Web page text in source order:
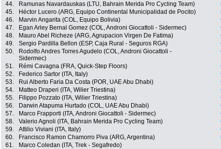
44.
Ramunas Navardauskas (LTU, Bahrain Merida Pro Cycling Team)
45.
Héctor Lucero (ARG, Equipo Continental Municipalidad de Pocito)
46.
Marvin Angarita (COL, Equipo Bolivia)
47.
Egan Arley Bernal Gomez (COL, Androni Giocattoli - Sidermec)
48.
Mauro Abel Richeze (ARG, Agrupacion Virgen De Fatima)
49.
Sergio Pardilla Bellon (ESP, Caja Rural - Seguros RGA)
50.
Rodolfo Andres Torres Agudelo (COL, Androni Giocattoli -
Sidermec)
51. Rémi Cavagna (FRA, Quick-Step Floors)
52.
Federico Sartor (ITA, Italy)
53.
Rui Alberto Faria Da Costa (POR, UAE Abu Dhabi)
54.
Matteo Draperi (ITA, Wilier Triestina)
55.
Filippo Pozzato (ITA, Wilier Triestina)
56.
Darwin Atapuma Hurtado (COL, UAE Abu Dhabi)
57.
Marco Frapporti (ITA, Androni Giocattoli - Sidermec)
58.
Valerio Agnoli (ITA, Bahrain Merida Pro Cycling Team)
59.
Attilio Viviani (ITA, Italy)
60.
Francisco Ramon Chamorro Piva (ARG, Argentina)
61.
Marco Coledan (ITA, Trek - Segafredo)